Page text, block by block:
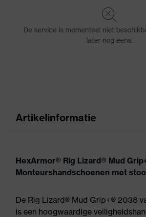
Artikelinformatie
HexArmor® Rig Lizard® Mud
Monteurshandschoenen met
De Rig Lizard® Mud Grip+® 2038
is een hoogwaardige